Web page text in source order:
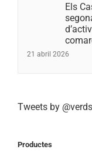
Els
21 abril 2026
Tweets by @verds
Productes